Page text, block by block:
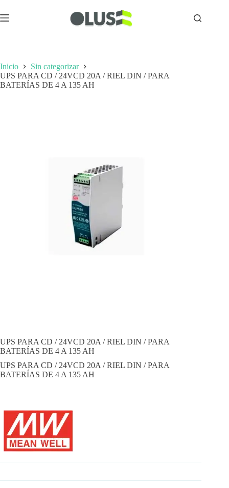
Inicio
Sin categorizar
UPS PARA CD / 24VCD 20A / RIEL DIN / PARA
BATERÍAS DE 4 A 135 AH
UPS PARA CD / 24VCD 20A / RIEL DIN / PARA
BATERÍAS DE 4 A 135 AH
UPS PARA CD / 24VCD 20A / RIEL DIN / PARA
BATERÍAS DE 4 A 135 AH